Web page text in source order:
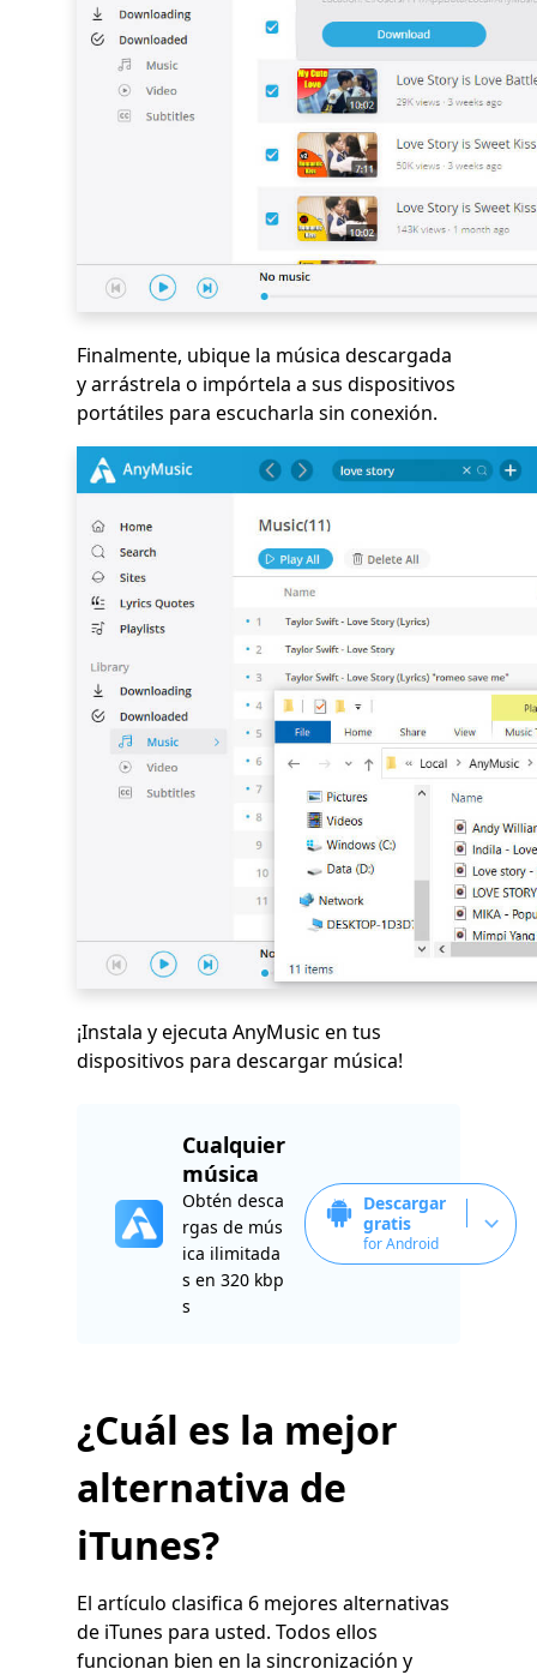
Finalmente, ubique la música descargada
y arrástrela o impórtela a sus dispositivos
portátiles para escucharla sin conexión.
¡Instala y ejecuta AnyMusic en tus
dispositivos para descargar música!
Cualquier
música
Obtén desca
rgas de mús
ica ilimitada
s en 320 kbp
s
Descargar
gratis
for Android
¿Cuál es la mejor
alternativa de
iTunes?
El artículo clasifica 6 mejores alternativas
de iTunes para usted. Todos ellos
funcionan bien en la sincronización y